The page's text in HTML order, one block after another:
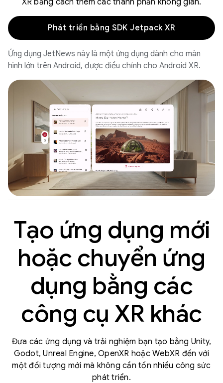
Phát triển bằng SDK Jetpack XR
Ứng dụng JetNews này là một ứng dụng dành cho màn
hình lớn trên Android, được điều chỉnh cho Android XR.
Tạo ứng dụng mới
hoặc chuyển ứng
dụng bằng các
công cụ XR khác
Đưa các ứng dụng và trải nghiệm bạn tạo bằng Unity,
Godot, Unreal Engine, OpenXR hoặc WebXR đến với
một đối tượng mới mà không cần tốn nhiều công sức
phát triển.